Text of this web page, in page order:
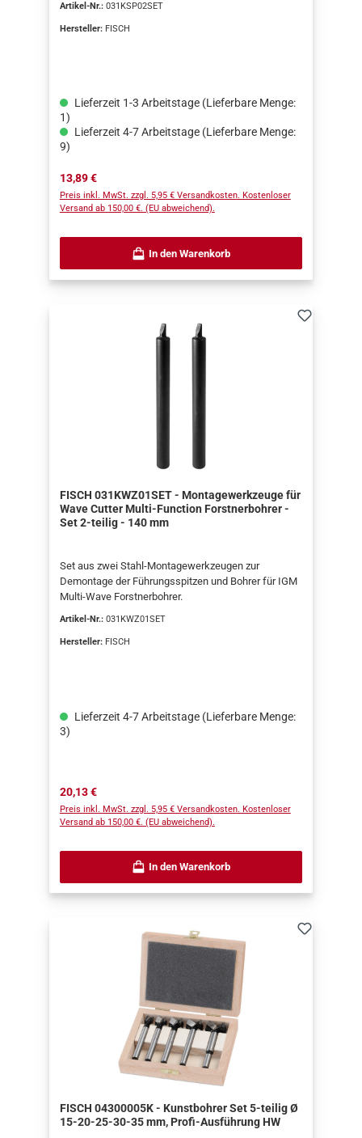
Werkzeug.
Artikel-Nr.: 031KSP02SET
Hersteller: FISCH
Lieferzeit 1-3 Arbeitstage (Lieferbare Menge:
1)
Lieferzeit 4-7 Arbeitstage (Lieferbare Menge:
9)
Regulärer Preis:
13,89 €
Preis inkl. MwSt. zzgl. 5,95 € Versandkosten. Kostenloser
Versand ab 150,00 €. (EU abweichend).
In den Warenkorb
FISCH 031KWZ01SET - Montagewerkzeuge für
Wave Cutter Multi-Function Forstnerbohrer -
Set 2-teilig - 140 mm
Set aus zwei Stahl-Montagewerkzeugen zur
Demontage der Führungsspitzen und Bohrer für IGM
Multi-Wave Forstnerbohrer.
Artikel-Nr.: 031KWZ01SET
Hersteller: FISCH
Lieferzeit 4-7 Arbeitstage (Lieferbare Menge:
3)
Regulärer Preis:
20,13 €
Preis inkl. MwSt. zzgl. 5,95 € Versandkosten. Kostenloser
Versand ab 150,00 €. (EU abweichend).
In den Warenkorb
FISCH 04300005K - Kunstbohrer Set 5-teilig Ø
15-20-25-30-35 mm, Profi-Ausführung HW